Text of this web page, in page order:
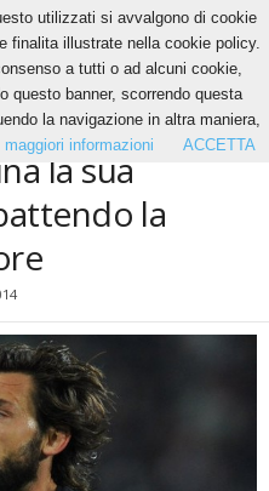
asiatica battendo la Selection
la sua
la
utilizzati si avvalgono di cookie
finalita illustrate nella cookie policy.
a tutti o ad alcuni cookie,
questo banner, scorrendo questa
la navigazione in altra maniera,
maggiori informazioni ACCETTA